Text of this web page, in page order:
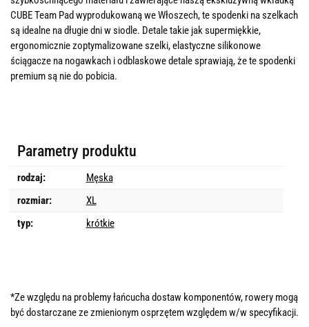
CUBE Team Pad wyprodukowaną we Włoszech, te spodenki na szelkach
są idealne na długie dni w siodle. Detale takie jak supermiękkie,
ergonomicznie zoptymalizowane szelki, elastyczne silikonowe
ściągacze na nogawkach i odblaskowe detale sprawiają, że te spodenki
premium są nie do pobicia.
Parametry produktu
rodzaj:
Męska
rozmiar:
XL
typ:
krótkie
*Ze względu na problemy łańcucha dostaw komponentów, rowery mogą
być dostarczane ze zmienionym osprzętem względem w/w specyfikacji.